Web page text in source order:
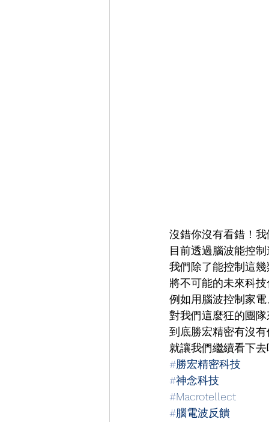
沒錯你沒有看錯！我
目前透過腦波能控
我們除了能控制這
將不可能的未來科
例如用腦波控制家
對我們這麼狂的團
到底勝宏精密有沒
就讓我們繼續看下去
#勝宏精密科技
#神念科技
#Macrotellect
#腦電波反饋